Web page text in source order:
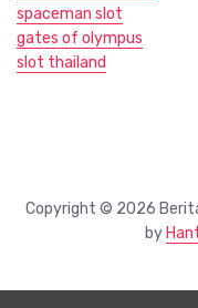
spaceman slot
gates of olympus
slot thailand
Copyright © 2026 Berita
by